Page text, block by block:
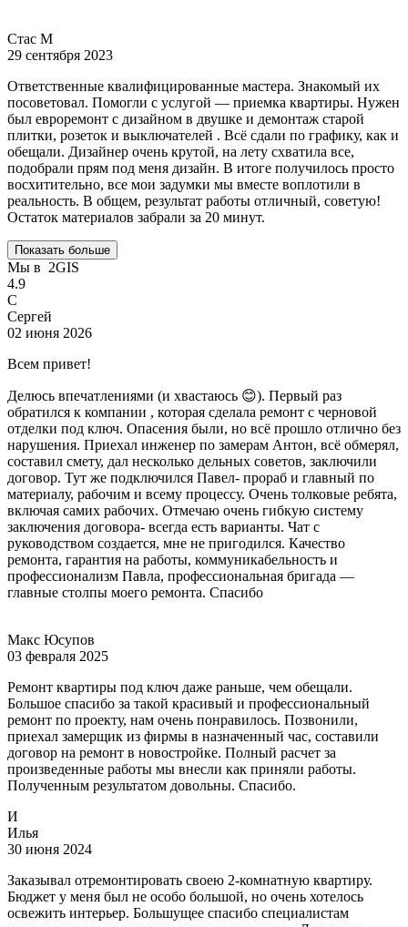
Стас М
29 сентября 2023
Ответственные квалифицированные мастера. Знакомый их
посоветовал. Помогли с услугой — приемка квартиры. Нужен
был евроремонт с дизайном в двушке и демонтаж старой
плитки, розеток и выключателей . Всё сдали по графику, как и
обещали. Дизайнер очень крутой, на лету схватила все,
подобрали прям под меня дизайн. В итоге получилось просто
восхитительно, все мои задумки мы вместе воплотили в
реальность. В общем, результат работы отличный, советую!
Остаток материалов забрали за 20 минут.
Показать больше
Мы в 2GIS
4.9
С
Сергей
02 июня 2026
Всем привет!
Делюсь впечатлениями (и хвастаюсь 😊). Первый раз
обратился к компании , которая сделала ремонт с черновой
отделки под ключ. Опасения были, но всё прошло отлично без
нарушения. Приехал инженер по замерам Антон, всё обмерял,
составил смету, дал несколько дельных советов, заключили
договор. Тут же подключился Павел- прораб и главный по
материалу, рабочим и всему процессу. Очень толковые ребята,
включая самих рабочих. Отмечаю очень гибкую систему
заключения договора- всегда есть варианты. Чат с
руководством создается, мне не пригодился. Качество
ремонта, гарантия на работы, коммуникабельность и
профессионализм Павла, профессиональная бригада —
главные столпы моего ремонта. Спасибо
Макс Юсупов
03 февраля 2025
Ремонт квартиры под ключ даже раньше, чем обещали.
Большое спасибо за такой красивый и профессиональный
ремонт по проекту, нам очень понравилось. Позвонили,
приехал замерщик из фирмы в назначенный час, составили
договор на ремонт в новостройке. Полный расчет за
произведенные работы мы внесли как приняли работы.
Полученным результатом довольны. Спасибо.
И
Илья
30 июня 2024
Заказывал отремонтировать своею 2-комнатную квартиру.
Бюджет у меня был не особо большой, но очень хотелось
освежить интерьер. Большущее спасибо специалистам